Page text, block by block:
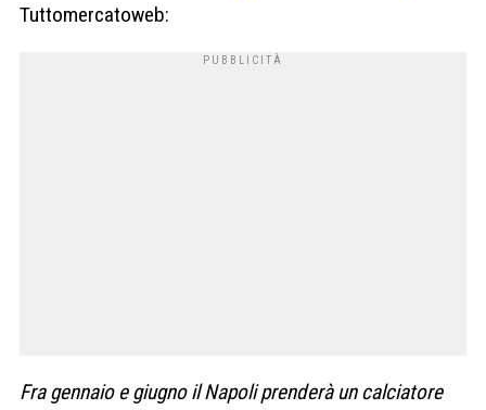
Tuttomercatoweb:
Fra gennaio e giugno il Napoli prenderà un calciatore